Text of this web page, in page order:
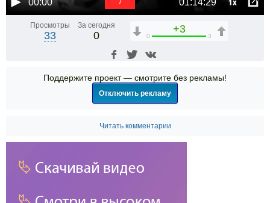
00:00 01:14:29
Просмотры
33
За сегодня
0
+3
0 3
Поддержите проект — смотрите без рекламы!
Отключить рекламу
Читать комментарии